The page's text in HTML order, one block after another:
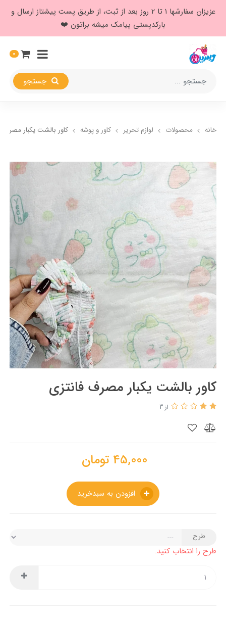
عزیزان سفارشها ۱ تا ۲ روز بعد از ثبت، از طریق پست پیشتاز ارسال و
بارکدپستی پیامک میشه براتون ❤️
0
خانه محصولات لوازم تحریر کاور و پوشه کاور بالشت یکبار مصرف
کاور بالشت یکبار مصرف فانتزی
از 3
45,000 تومان
طرح
طرح را انتخاب کنید.